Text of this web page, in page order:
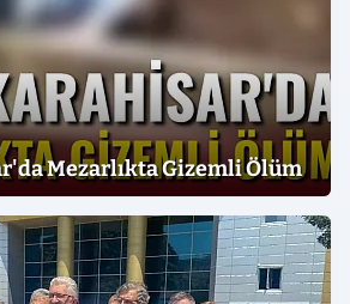
Mezarlıkta Gizemli Ölüm